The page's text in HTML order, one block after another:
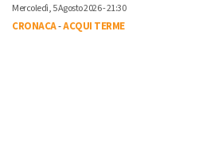
Mercoledì, 5 Agosto 2026 - 21:30
CRONACA-ACQUI TERME